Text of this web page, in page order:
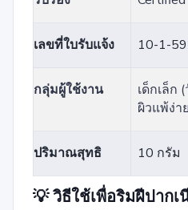
เลขที่ใบรับแจ้ง 10-1-
กลุ่มผู้ใช้งาน
เด็กเล็ก
ผิวแพ้ง่าย
ปริมาณสุทธิ 10 กรัม
💡 วิธีใช้เพื่อริมฝีปาก